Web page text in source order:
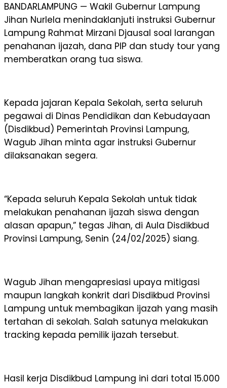
BANDARLAMPUNG — Wakil Gubernur Lampung
Jihan Nurlela menindaklanjuti instruksi Gubernur
Lampung Rahmat Mirzani Djausal soal larangan
penahanan ijazah, dana PIP dan study tour yang
memberatkan orang tua siswa.
Kepada jajaran Kepala Sekolah, serta seluruh
pegawai di Dinas Pendidikan dan Kebudayaan
(Disdikbud) Pemerintah Provinsi Lampung,
Wagub Jihan minta agar instruksi Gubernur
dilaksanakan segera.
“Kepada seluruh Kepala Sekolah untuk tidak
melakukan penahanan ijazah siswa dengan
alasan apapun,” tegas Jihan, di Aula Disdikbud
Provinsi Lampung, Senin (24/02/2025) siang.
Wagub Jihan mengapresiasi upaya mitigasi
maupun langkah konkrit dari Disdikbud Provinsi
Lampung untuk membagikan ijazah yang masih
tertahan di sekolah. Salah satunya melakukan
tracking kepada pemilik ijazah tersebut.
Hasil kerja Disdikbud Lampung ini dari total 15.000